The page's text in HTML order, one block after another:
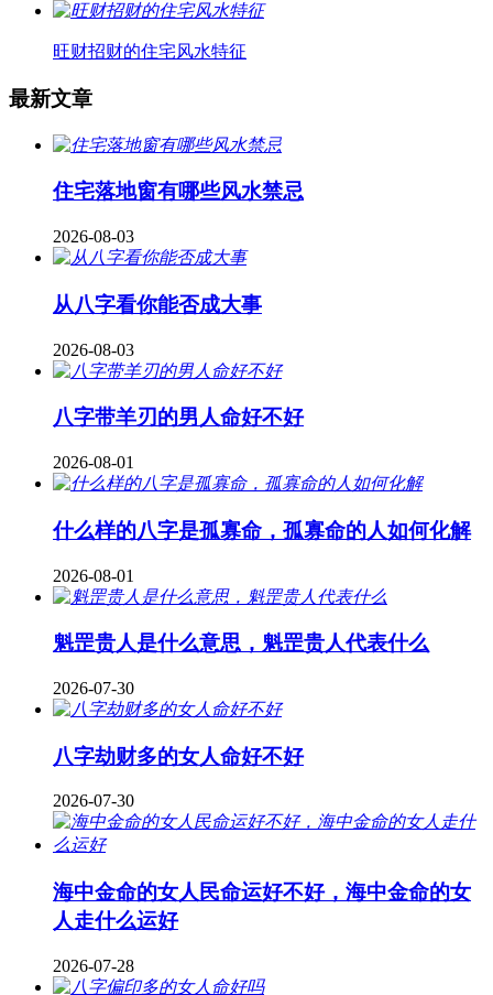
旺财招财的住宅风水特征
最新文章
住宅落地窗有哪些风水禁忌
2026-08-03
从八字看你能否成大事
2026-08-03
八字带羊刃的男人命好不好
2026-08-01
什么样的八字是孤寡命，孤寡命的人如何化解
2026-08-01
魁罡贵人是什么意思，魁罡贵人代表什么
2026-07-30
八字劫财多的女人命好不好
2026-07-30
海中金命的女人民命运好不好，海中金命的女
人走什么运好
2026-07-28